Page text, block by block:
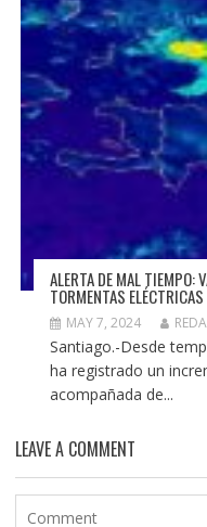
ALERTA DE MAL TIEMPO:
TORMENTAS ELÉCTRICAS
MAY 7, 2024
Santiago.-Desde
ha registrado un
acompañada de...
LEAVE A COMMENT